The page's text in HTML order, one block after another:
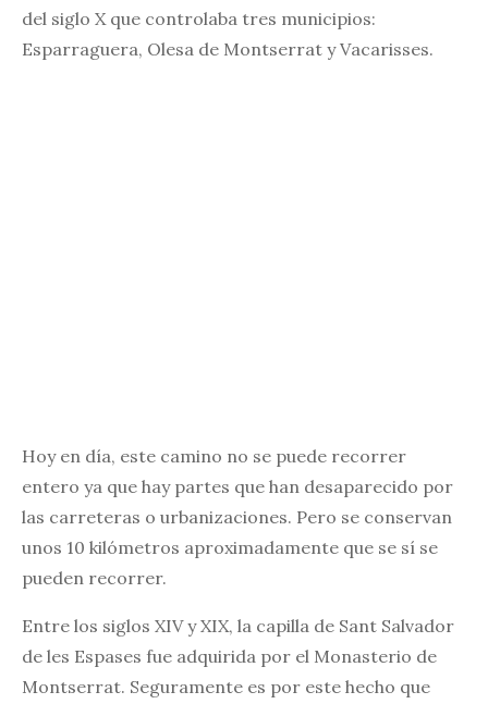
del siglo X que controlaba tres municipios:
Esparraguera, Olesa de Montserrat y Vacarisses.
Hoy en día, este camino no se puede recorrer
entero ya que hay partes que han desaparecido por
las carreteras o urbanizaciones. Pero se conservan
unos 10 kilómetros aproximadamente que se sí se
pueden recorrer.
Entre los siglos XIV y XIX, la capilla de Sant Salvador
de les Espases fue adquirida por el Monasterio de
Montserrat. Seguramente es por este hecho que